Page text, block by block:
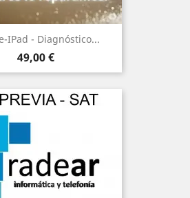
IPad - Diagnóstico...
Precio
49,00 €